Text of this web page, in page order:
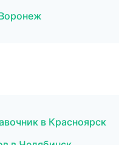
в Красноярск